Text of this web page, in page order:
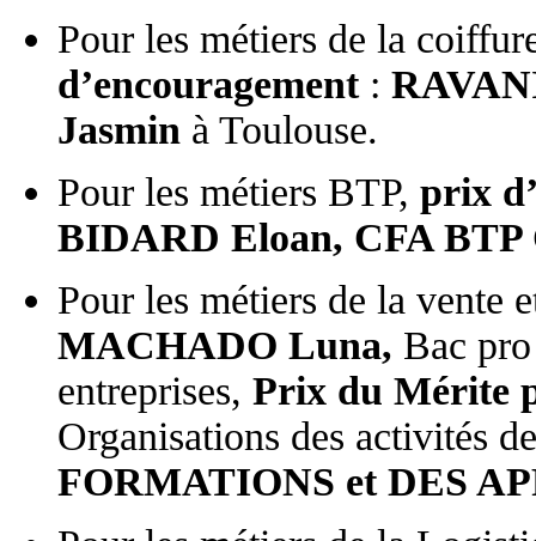
Pour les métiers de la
d’encouragement:
Jasmin à Toulouse.
Pour les métiers BTP, prix
BIDARD Eloan, CFA
Pour les métiers de la vente
MACHADO Luna, Bac
entreprises, Prix du Mérite
Organisations des activités
FORMATIONS et DES